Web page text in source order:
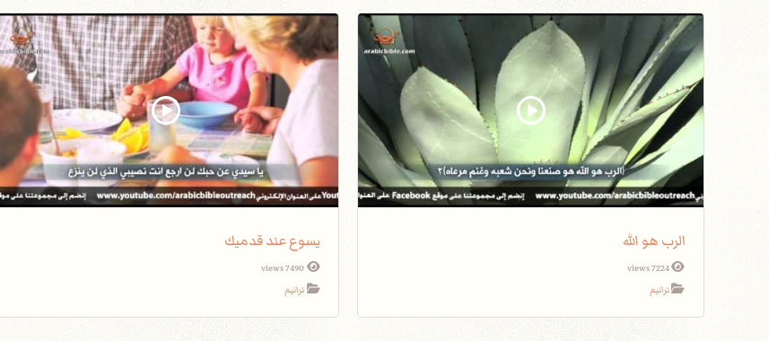
الرب هو الله
7224 views
ترانيم
يسوع عند قدميك
ترانيم